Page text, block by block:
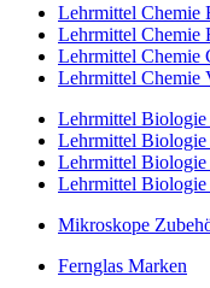
Lehrmittel Chemie
Lehrmittel Chemie
Lehrmittel Chemie
Lehrmittel Chemie
Lehrmittel Biologie
Lehrmittel Biologie
Lehrmittel
Lehrmittel Biologie
Mikroskope
Fernglas Marken